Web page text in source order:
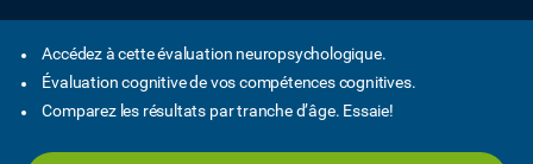
Accédez à cette évaluation neuropsychologique.
Évaluation cognitive de vos compétences cognitives.
Comparez les résultats par tranche d’âge. Essaie!